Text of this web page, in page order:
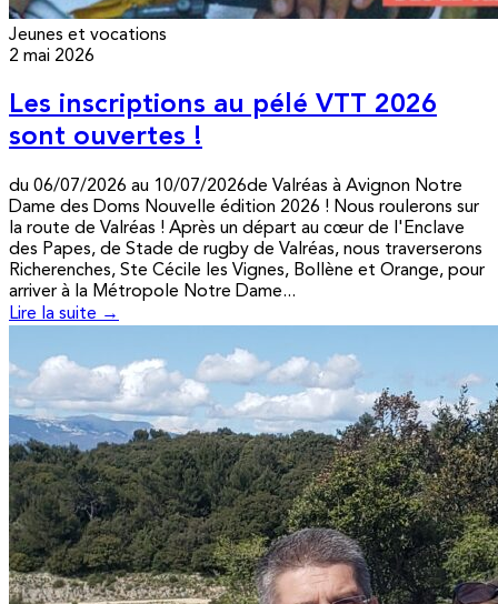
Jeunes et vocations
2 mai 2026
Les inscriptions au pélé VTT 2026
sont ouvertes !
du 06/07/2026 au 10/07/2026de Valréas à Avignon Notre
Dame des Doms Nouvelle édition 2026 ! Nous roulerons sur
la route de Valréas ! Après un départ au cœur de l'Enclave
des Papes, de Stade de rugby de Valréas, nous traverserons
Richerenches, Ste Cécile les Vignes, Bollène et Orange, pour
arriver à la Métropole Notre Dame...
Lire la suite →